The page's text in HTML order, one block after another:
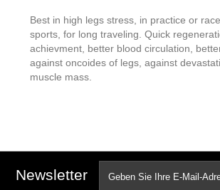
Best in high legs stress, in practice or
sports, for long traveling. Quick
achievment, better blood circulation,
against oncoides of legs, against
muscle mass.
Newsletter